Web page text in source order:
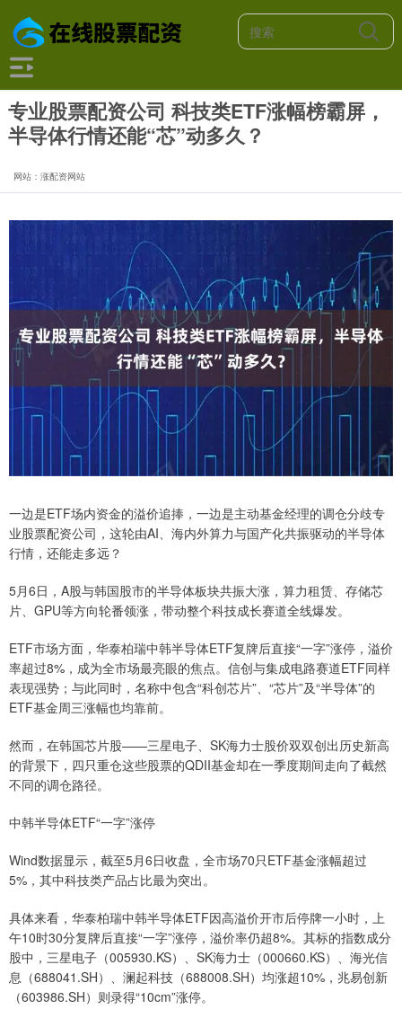
专业股票配资公司 科技类ETF涨幅榜霸屏，
半导体行情还能“芯”动多久？
网站：涨配资网站
一边是ETF场内资金的溢价追捧，一边是主动基金经理的调仓分歧专
业股票配资公司，这轮由AI、海内外算力与国产化共振驱动的半导体
行情，还能走多远？
5月6日，A股与韩国股市的半导体板块共振大涨，算力租赁、存储芯
片、GPU等方向轮番领涨，带动整个科技成长赛道全线爆发。
ETF市场方面，华泰柏瑞中韩半导体ETF复牌后直接“一字”涨停，溢价
率超过8%，成为全市场最亮眼的焦点。信创与集成电路赛道ETF同样
表现强势；与此同时，名称中包含“科创芯片”、“芯片”及“半导体”的
ETF基金周三涨幅也均靠前。
然而，在韩国芯片股——三星电子、SK海力士股价双双创出历史新高
的背景下，四只重仓这些股票的QDII基金却在一季度期间走向了截然
不同的调仓路径。
中韩半导体ETF“一字”涨停
Wind数据显示，截至5月6日收盘，全市场70只ETF基金涨幅超过
5%，其中科技类产品占比最为突出。
具体来看，华泰柏瑞中韩半导体ETF因高溢价开市后停牌一小时，上
午10时30分复牌后直接“一字”涨停，溢价率仍超8%。其标的指数成分
股中，三星电子（005930.KS）、SK海力士（000660.KS）、海光信
息（688041.SH）、澜起科技（688008.SH）均涨超10%，兆易创新
（603986.SH）则录得“10cm”涨停。